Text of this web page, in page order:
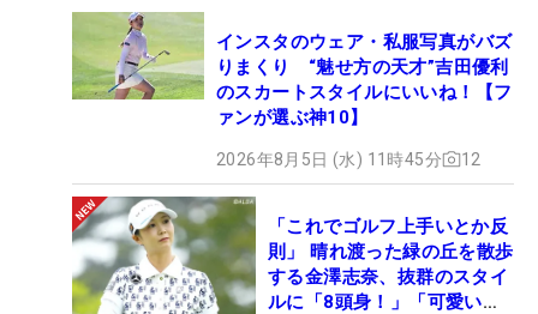
インスタのウェア・私服写真がバズ
りまくり “魅せ方の天才”吉田優利
のスカートスタイルにいいね！【フ
ァンが選ぶ神10】
2026年8月5日 (水) 11時45分 12
「これでゴルフ上手いとか反
則」 晴れ渡った緑の丘を散歩
する金澤志奈、抜群のスタイ
ルに「8頭身！」「可愛いに